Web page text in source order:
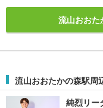
流山おおた
流山おおたかの森駅周
純烈リー